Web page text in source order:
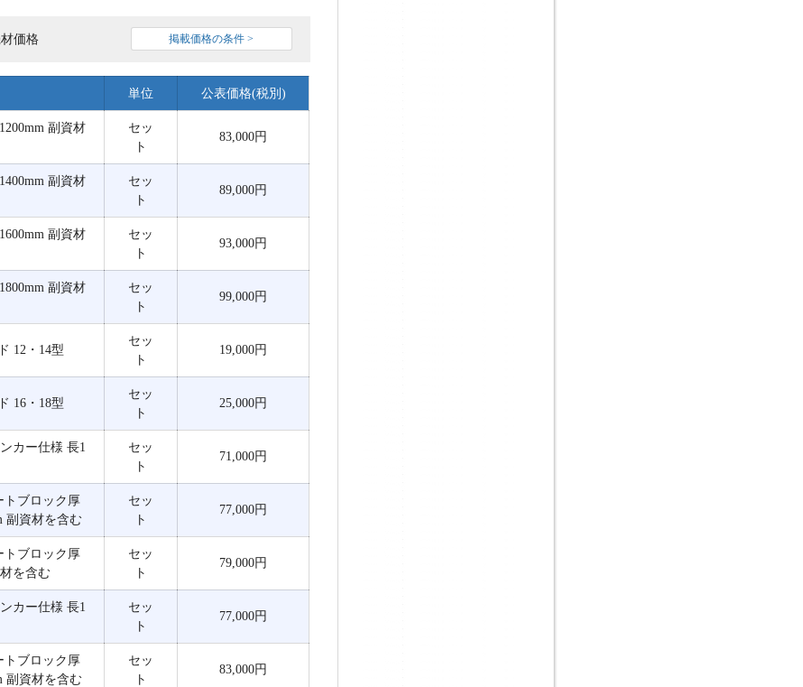
価格 掲載価格の条件 >
単位 公表価格(税別)
副資材
セッ
ト
83,000円
副資材
セッ
ト
89,000円
副資材
セッ
ト
93,000円
副資材
セッ
ト
99,000円
12・14型
セッ
ト
19,000円
16・18型
セッ
ト
25,000円
カー仕様 長1
セッ
ト
71,000円
トブロック厚
副資材を含む
セッ
ト
77,000円
トブロック厚
を含む
セッ
ト
79,000円
カー仕様 長1
セッ
ト
77,000円
トブロック厚
副資材を含む
セッ
ト
83,000円